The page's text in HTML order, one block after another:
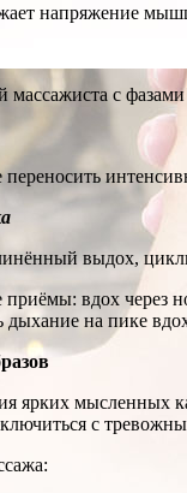
напряжение
с
выдох,
приёмы: вдох
дыхание на пике
ярких мысленных
с